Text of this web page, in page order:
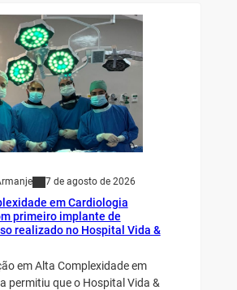
7 de agosto de 2026
em Cardiologia
primeiro implante de
realizado no Hospital Vida &
em Alta Complexidade em
permitiu que o Hospital Vida &